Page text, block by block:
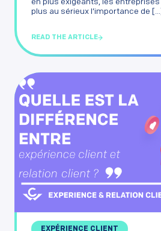
en plus exigeants, les
plus au sérieux l’importance de [...]
READ THE ARTICLE
EXPÉRIENCE CLIENT